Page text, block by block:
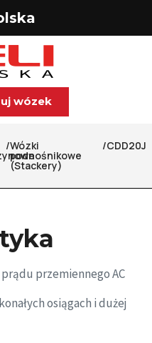
wózek
/Wózki
podnośnikowe
(Stackery)
/CDD20J
przemiennego AC
osiągach i dużej